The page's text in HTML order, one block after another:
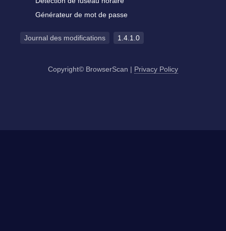
Générateur de mot de passe
Journal des modifications 1.4.1.0
Copyright© BrowserScan | Privacy Policy